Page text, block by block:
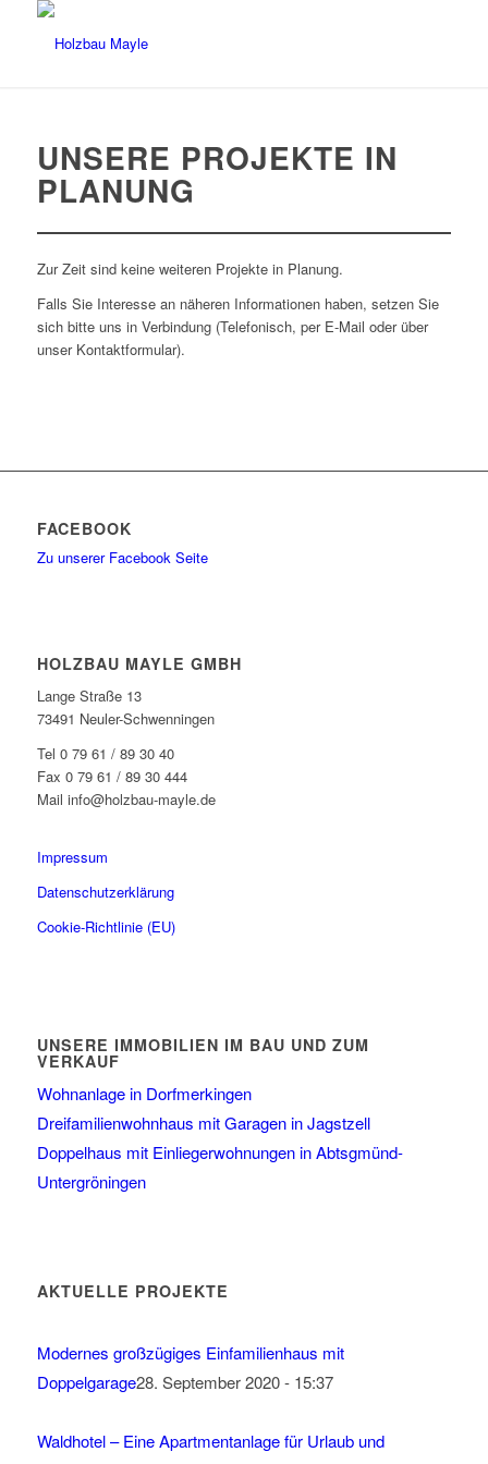
UNSERE PROJEKTE IN
PLANUNG
Zur Zeit sind keine weiteren Projekte in Planung.
Falls Sie Interesse an näheren Informationen haben, setzen Sie
sich bitte uns in Verbindung (Telefonisch, per E-Mail oder über
unser Kontaktformular).
FACEBOOK
Zu unserer Facebook Seite
HOLZBAU MAYLE GMBH
Lange Straße 13
73491 Neuler-Schwenningen
Tel 0 79 61 / 89 30 40
Fax 0 79 61 / 89 30 444
Mail info@holzbau-mayle.de
Impressum
Datenschutzerklärung
Cookie-Richtlinie (EU)
UNSERE IMMOBILIEN IM BAU UND ZUM
VERKAUF
Wohnanlage in Dorfmerkingen
Dreifamilienwohnhaus mit Garagen in Jagstzell
Doppelhaus mit Einliegerwohnungen in Abtsgmünd-
Untergröningen
AKTUELLE PROJEKTE
Modernes großzügiges Einfamilienhaus mit
Doppelgarage28. September 2020 - 15:37
Waldhotel – Eine Apartmentanlage für Urlaub und